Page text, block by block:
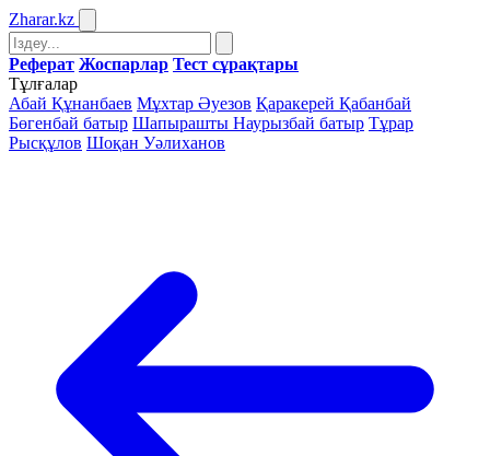
Zharar.kz
Реферат Жоспарлар Тест сұрақтары
Тұлғалар
Абай Құнанбаев Мұхтар Әуезов Қаракерей Қабанбай
Бөгенбай батыр Шапырашты Наурызбай батыр Тұрар
Рысқұлов Шоқан Уәлиханов